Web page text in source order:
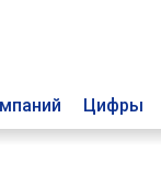
Цифры